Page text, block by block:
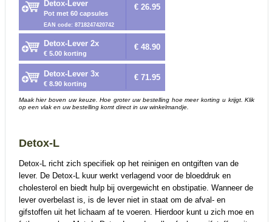
Detox-Lever
Pot met 60 capsules
EAN code: 8718247420742
€ 26.95
Detox-Lever 2x
€ 5.00 korting
€ 48.90
Detox-Lever 3x
€ 8.90 korting
€ 71.95
Maak hier boven uw keuze. Hoe groter uw bestelling hoe meer korting u krijgt. Klik
op een vlak en uw bestelling komt direct in uw winkelmandje.
Detox-L
Detox-L richt zich specifiek op het reinigen en ontgiften van de
lever. De Detox-L kuur werkt verlagend voor de bloeddruk en
cholesterol en biedt hulp bij overgewicht en obstipatie. Wanneer de
lever overbelast is, is de lever niet in staat om de afval- en
gifstoffen uit het lichaam af te voeren. Hierdoor kunt u zich moe en